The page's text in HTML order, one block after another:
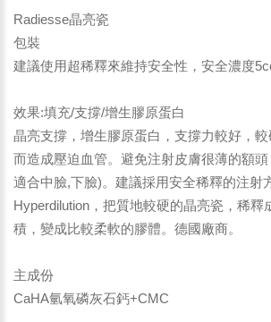
Radiesse晶亮瓷
包裝
建議使用超稀釋來維持安全性，安全濃度
效果:填充/支撐/增生膠原蛋白
晶亮支撐，增生膠原蛋白，支撐力較好，
而造成壓迫血管。避免注射皮膚很薄的額頭
適合中臉,下臉)。建議採用安全稀釋的注射
Hyperdilution，把質地較硬的晶亮瓷，稀釋
積，變成比較柔軟的膠體。德國廠商。
主成份
CaHA氫氧磷灰石鈣+CMC